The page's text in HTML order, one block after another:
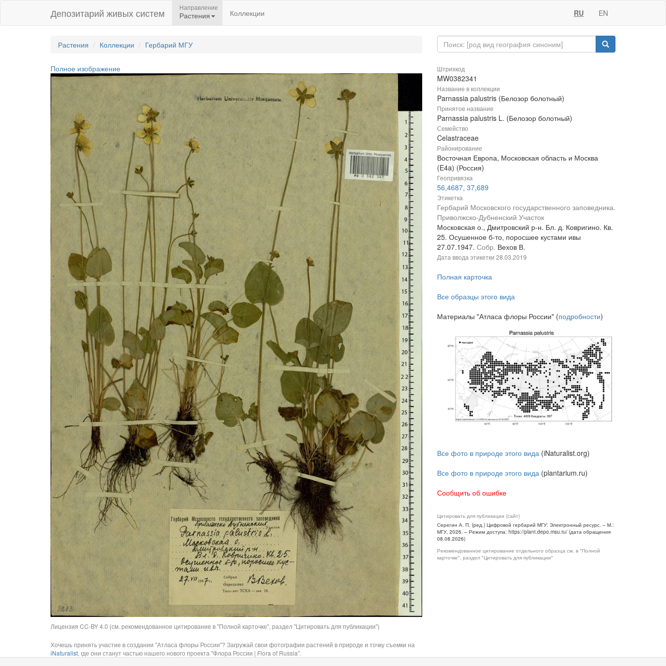
Депозитарий живых систем Направление
Растения Коллекции RU EN
Растения Коллекции Гербарий МГУ
Полное изображение
Лицензия CC-BY 4.0 (см. рекомендованное цитирование в "Полной карточке", раздел "Цитировать для публикации")
Хочешь принять участие в создании "Атласа флоры России"? Загружай свои фотографии растений в природе и точку съемки на
iNaturalist, где они станут частью нашего нового проекта "Флора России | Flora of Russia".
Штрихкод
MW0382341
Название в коллекции
Parnassia palustris (Белозор болотный)
Принятое название
Parnassia palustris L. (Белозор болотный)
Семейство
Celastraceae
Районирование
Восточная Европа, Московская область и Москва
(E4a) (Россия)
Геопривязка
56,4687, 37,689
Этикетка
Гербарий Московского государственного заповедника.
Приволжско-Дубненский Участок
Московская о., Дмитровский р-н. Бл. д. Ковригино. Кв.
25. Осушенное б-то, поросшее кустами ивы
27.07.1947. Собр. Вехов В.
Дата ввода этикетки 28.03.2019
Полная карточка
Все образцы этого вида
Материалы "Атласа флоры России" (подробности)
Все фото в природе этого вида (iNaturalist.org)
Все фото в природе этого вида (plantarium.ru)
Сообщить об ошибке
Цитировать для публикации (сайт)
Серегин А. П. (ред.) Цифровой гербарий МГУ: Электронный ресурс. – М.:
МГУ, 2026. – Режим доступа: https://plant.depo.msu.ru/ (дата обращения
08.08.2026)
Рекомендованное цитирование отдельного образца см. в "Полной
карточке", раздел "Цитировать для публикации"